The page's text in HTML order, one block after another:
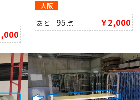
大阪
あと 95 点 ￥2,000